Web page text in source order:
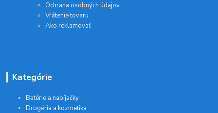
Ochrana osobných údajov
Vrátenie tovaru
Ako reklamovať
Kategórie
Batérie a nabíjačky
Drogéria a kozmetika